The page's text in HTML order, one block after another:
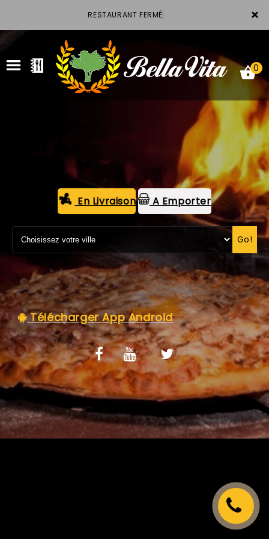
×
RESTAURANT FERMÉ
VOTRE COMPTE
VOS AVIS
MENTIONS LÉGALES
C.G.V
0
En Livraison A Emporter
Go!
Télécharger App Android